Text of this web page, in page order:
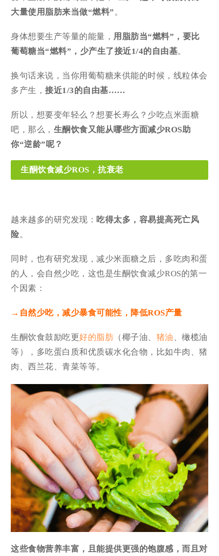
大量使用脂肪来当做“燃料”。
身体想要生产等量的能量， 用脂肪当“燃料”，要比
葡萄糖当“燃料”，少产生了接近1/4的自由基。
换句话来说，当你用葡萄糖来供能的时候，线粒体会
多产生，接近1/3的自由基……
所以，想要变年轻么？想要长寿么？少吃点米面糖
吧，那么， 生酮饮食又能从哪些方面减少ROS助
你“逆龄”呢？
生酮饮食减少ROS，抗衰老
越来越多的研究发现：吃得太多，容易提高死亡风
险。
同时，也有研究发现，减少米面糖之后，多吃肉和蛋
的人，会自然少吃，这也是生酮饮食减少ROS的第一
个因素：
→自然少吃，减少暴食可能性，降低ROS产量
生酮饮食鼓励吃更好的脂肪 （椰子油、 猪油 、橄榄油
等），多吃蛋白质和优质碳水化合物，比如牛肉、猪
肉、西兰花、青菜等等。
这些食物营养丰富，且能提供更强的饱腹感，而且对